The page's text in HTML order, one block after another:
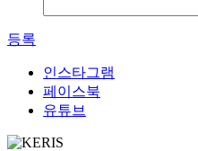
등록
인스타그램
페이스북
유튜브